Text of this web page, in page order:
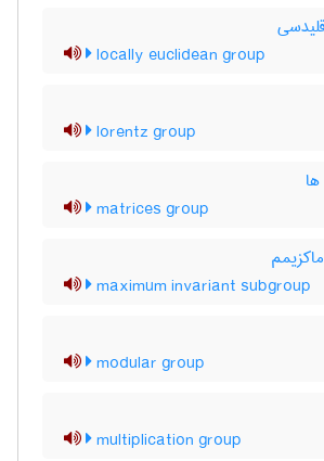
locally euclidean group
lorentz group
matrices group
maximum invariant subgroup
modular group
multiplication group